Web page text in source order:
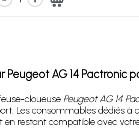
Peugeot AG 14 Pactronic
cloueuse Peugeot AG 14
Les consommables dédiés à
en restant compatible avec